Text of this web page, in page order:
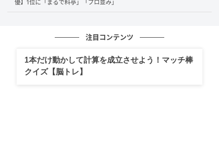
集めているからです。（49歳/女性）
たいと思わせる堂々とした演技が好きだから。（39歳/女性）
優】1位に「まるで料亭」「プロ並み」
注目コンテンツ
1本だけ動かして計算を成立させよう！マッチ棒
クイズ【脳トレ】